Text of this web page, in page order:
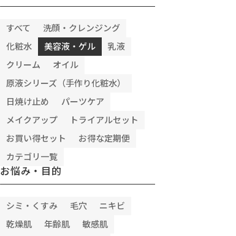
エッセンスセレクトゲル モイスト
詳細を見る
すべて
洗顔・クレンジング
化粧水
美容液・ゲル
乳液
クリーム
オイル
原液シリーズ（手作り化粧水）
日焼け止め
パーツケア
メイクアップ
トライアルセット
お買い得セット
お得な定期便
カテゴリ一覧
お悩み・目的
シミ・くすみ 毛穴
ニキビ
乾燥肌
年齢肌
敏感肌